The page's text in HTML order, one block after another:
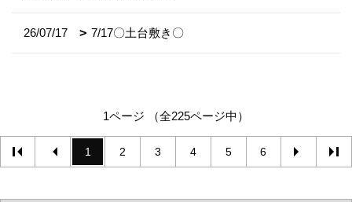
26/07/17 7/17〇土台敷き〇
1ページ （全225ページ中）
1 2 3 4 5 6